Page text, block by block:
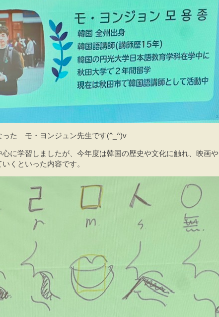
った モ・ヨンジュン先生です(^_^)v
に学習しましたが、今年度は韓国の歴史や文化に触れ、映画や
くといった内容です。